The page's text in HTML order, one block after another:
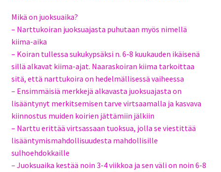
Mikä on juoksuaika?
– Narttukoiran juoksuajasta puhutaan myös nimellä
kiima-aika
– Koiran tullessa sukukypsäksi n. 6-8 kuukauden ikäisenä
sillä alkavat kiima-ajat. Naaraskoiran kiima tarkoittaa
sitä, että narttukoira on hedelmällisessä vaiheessa
– Ensimmäisiä merkkejä alkavasta juoksuajasta on
lisääntynyt merkitsemisen tarve virtsaamalla ja kasvava
kiinnostus muiden koirien jättämiin jälkiin
– Narttu erittää virtsassaan tuoksua, jolla se viestittää
lisääntymismahdollisuudesta mahdollisille
sulhoehdokkaille
– Juoksuaika kestää noin 3-4 viikkoa ja sen väli on noin 6-8